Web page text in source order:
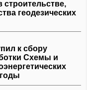
геодезических
к сбору
Схемы и